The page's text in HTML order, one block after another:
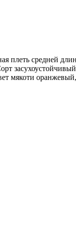
плеть средней